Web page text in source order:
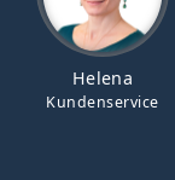
Helena
Kundenservice